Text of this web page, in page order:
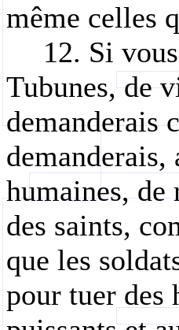
même celles
12. Si
Tubunes, de
demanderais
demanderais,
humaines, de
des saints,
que les
pour tuer des